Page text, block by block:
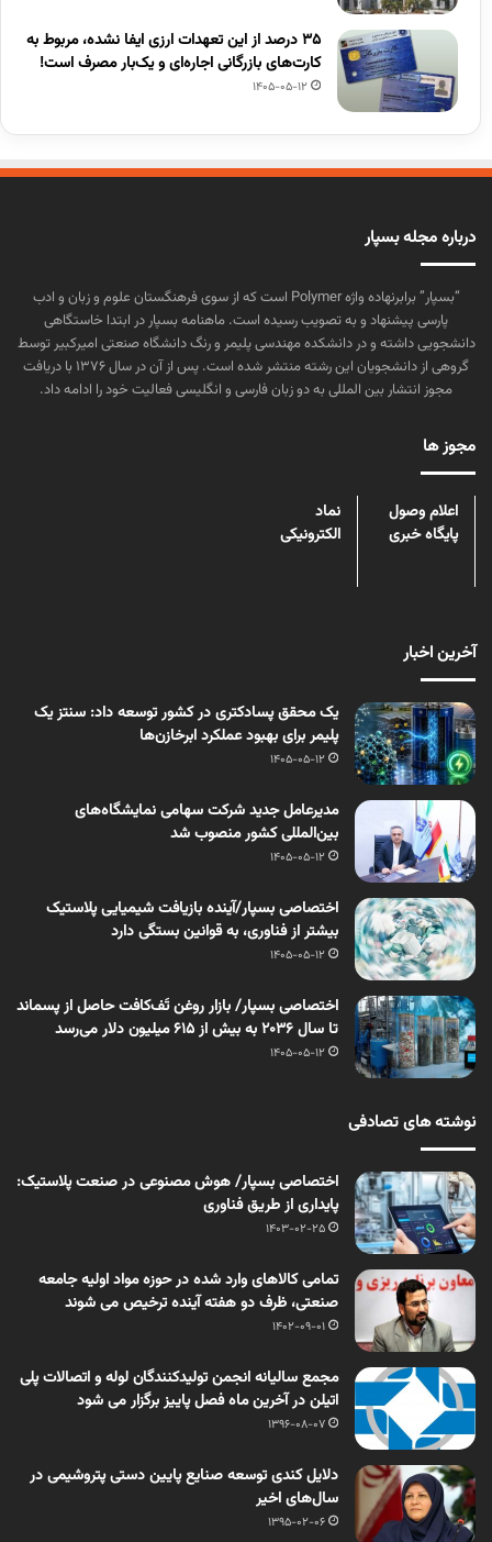
۳۵ درصد از این تعهدات ارزی ایفا نشده، مربوط به
کارت‌های بازرگانی اجاره‌ای و یک‌بار مصرف است!
1405-05-12
درباره مجله بسپار
“بسپار” برابرنهاده واژه Polymer است که از سوی فرهنگستان علوم و زبان و ادب
پارسی پیشنهاد و به تصویب رسیده است. ماهنامه بسپار در ابتدا خاستگاهی
دانشجویی داشته و در دانشکده مهندسی پلیمر و رنگ دانشگاه صنعتی امیرکبیر توسط
گروهی از دانشجویان این رشته منتشر شده است. پس از آن در سال ۱۳۷۶ با دریافت
مجوز انتشار بین المللی به دو زبان فارسی و انگلیسی فعالیت خود را ادامه داد.
مجوز ها
اعلام وصول
پایگاه خبری
نماد
الکترونیکی
آخرین اخبار
یک محقق پسادکتری در کشور توسعه داد: سنتز یک
پلیمر برای بهبود عملکرد ابرخازن‌ها
1405-05-12
مدیرعامل جدید شرکت سهامی نمایشگاه‌های
بین‌المللی کشور منصوب شد
1405-05-12
اختصاصی بسپار/آینده بازیافت شیمیایی پلاستیک
بیشتر از فناوری، به قوانین بستگی دارد
1405-05-12
اختصاصی بسپار/ بازار روغن تَف‌کافت حاصل از پسماند
تا سال ۲۰۳۶ به بیش از ۶۱۵ میلیون دلار می‌رسد
1405-05-12
نوشته های تصادفی
اختصاصی بسپار/ هوش مصنوعی در صنعت پلاستیک:
پایداری از طریق فناوری
1403-02-25
تمامی کالاهای وارد شده در حوزه مواد اولیه جامعه
صنعتی، ظرف دو هفته آینده ترخیص می شوند
1402-09-01
مجمع سالیانه انجمن تولیدکنندگان لوله و اتصالات پلی
اتیلن در آخرین ماه فصل پاییز برگزار می شود
1396-08-07
دلایل کندی توسعه صنایع پایین دستی پتروشیمی در
سال‌های اخیر
1395-02-06